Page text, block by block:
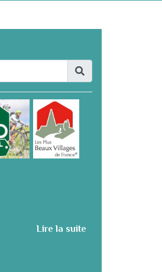
Lire la suite